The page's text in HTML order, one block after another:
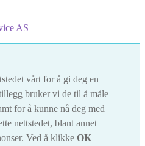
AS
vårt for å gi deg en
bruker vi de til å måle
for å kunne nå deg med
nettstedet, blant annet
Ved å klikke OK